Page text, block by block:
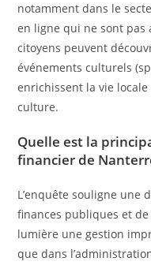
notamment dans le
en ligne qui ne sont pas
citoyens peuvent
événements culturels
enrichissent la vie
culture.
Quelle est la
financier de
L’enquête souligne une
finances publiques et
lumière une gestion
que dans